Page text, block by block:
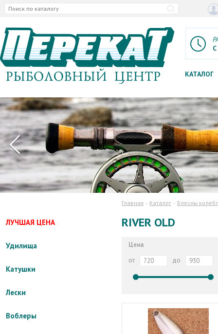
КАТАЛОГ
ЛУЧШАЯ ЦЕНА
Удилища
Катушки
Лески
Воблеры
Главная Каталог Блесны
RIVER OLD
Цена
от
до